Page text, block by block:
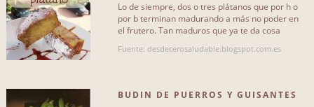
Lo de siempre, dos o tres plátanos que por h o
por b terminan madurando a más no poder en
el frutero. Tan maduros que ya te da cosa
Fuente: desdecerosaludable.blogspot.com.es
BUDIN DE PUERROS Y GUISANTES